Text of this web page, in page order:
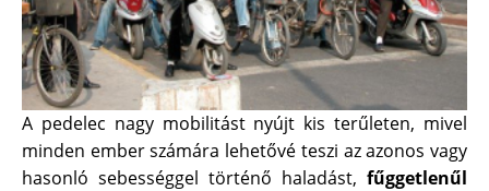
A pedelec nagy mobilitást nyújt kis terűleten, mivel
minden ember számára lehetővé teszi az azonos vagy
hasonló sebességgel történő haladást, fűggetlenűl